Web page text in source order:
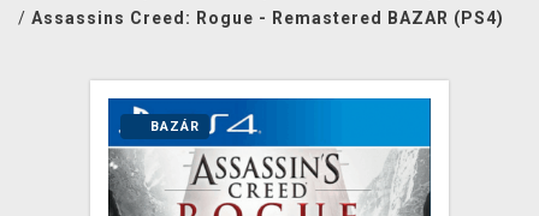
MERCHANDISE
KONTAKT
/ Assassins Creed: Rogue - Remastered BAZAR (PS4)
BAZÁR